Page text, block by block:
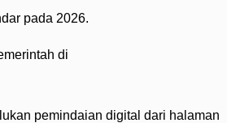
pada 2026.
di
pemindaian digital dari halaman